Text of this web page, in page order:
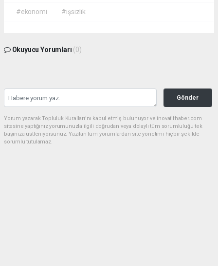
#ekonomi #işsizlik
Okuyucu Yorumları (0)
Gönder
Yorum yazarak Topluluk Kuralları’nı kabul etmiş bulunuyor ve inovatifhaber.com
sitesine yaptığınız yorumunuzla ilgili doğrudan veya dolaylı tüm sorumluluğu tek
başınıza üstleniyorsunuz. Yazılan tüm yorumlardan site yönetimi hiçbir şekilde
sorumlu tutulamaz.